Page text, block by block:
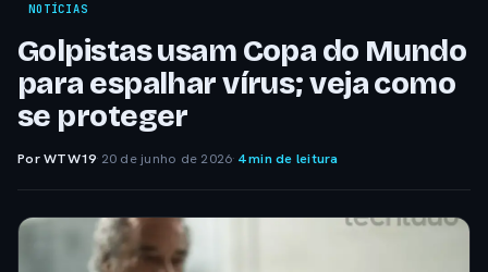
NOTÍCIAS
Golpistas usam Copa do Mundo
para espalhar vírus; veja como
se proteger
Por WTW19· 20 de junho de 2026· 4 min de leitura